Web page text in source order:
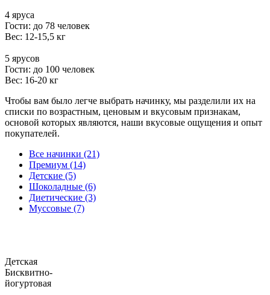
4 яруса
Гости: до 78 человек
Вес: 12-15,5 кг
5 ярусов
Гости: до 100 человек
Вес: 16-20 кг
Чтобы вам было легче выбрать начинку, мы разделили их на
списки по возрастным, ценовым и вкусовым признакам,
основой которых являются, наши вкусовые ощущения и опыт
покупателей.
Все начинки (21)
Премиум (14)
Детские (5)
Шоколадные (6)
Диетические (3)
Муссовые (7)
Детская
Бисквитно-
йогуртовая